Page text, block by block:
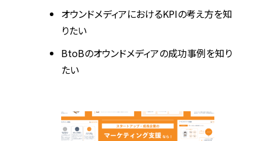
オウンドメディアにおけるKPIの考え方を知
りたい
BtoBのオウンドメディアの成功事例を知り
たい